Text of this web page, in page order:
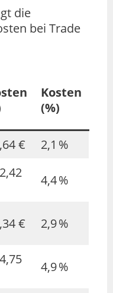
die
bei Trade
Kosten
(%)
€ 2,1 %
4,4 %
€ 2,9 %
4,9 %